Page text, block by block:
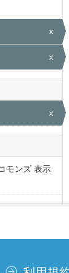
x
x
x
モンズ 表示